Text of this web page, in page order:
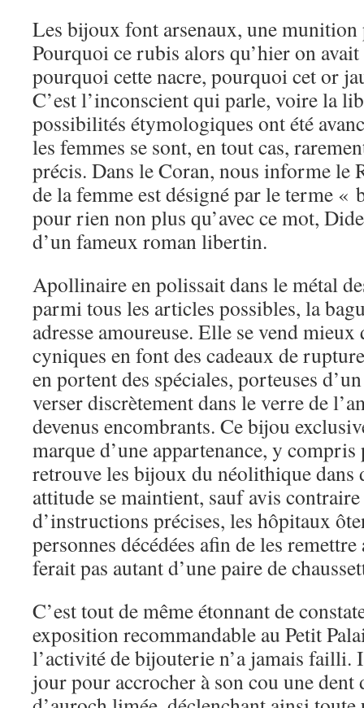
Les bijoux font arsenaux, une
Pourquoi ce rubis alors qu’hier on
pourquoi cette nacre, pourquoi cet or
C’est l’inconscient qui parle, voire la
possibilités étymologiques ont été
les femmes se sont, en tout cas,
précis. Dans le Coran, nous informe le
de la femme est désigné par le terme «
pour rien non plus qu’avec ce mot,
d’un fameux roman libertin.
Apollinaire en polissait dans le métal
parmi tous les articles possibles, la
adresse amoureuse. Elle se vend
cyniques en font des cadeaux de
en portent des spéciales, porteuses
verser discrètement dans le verre de
devenus encombrants. Ce bijou
marque d’une appartenance, y
retrouve les bijoux du néolithique dans
attitude se maintient, sauf avis
d’instructions précises, les hôpitaux
personnes décédées afin de les
ferait pas autant d’une paire de
C’est tout de même étonnant de
exposition recommandable au Petit
l’activité de bijouterie n’a jamais failli.
jour pour accrocher à son cou une dent